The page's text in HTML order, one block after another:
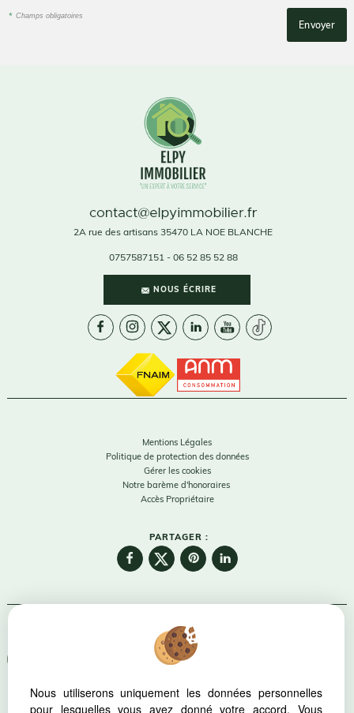
* Champs obligatoires
2A rue des artisans35470 LA NOE BLANCHE
0757587151- 06 52 85 52 88
NOUS ÉCRIRE
Mentions Légales
Politique de protection des données
Gérer les cookies
Notre barème d'honoraires
Accès Propriétaire
PARTAGER :
Afin de vous offrir un confort de lecture permanent, depuis votre
PC, votre tablette ou votre smartphone, notre site s'adapte
Nous utiliserons uniquement les données personnelles
pour lesquelles vous avez donné votre accord. Vous